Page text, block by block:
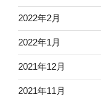
2022年2月
2022年1月
2021年12月
2021年11月